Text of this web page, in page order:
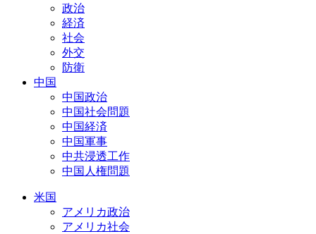
政治
経済
社会
外交
防衛
中国
中国政治
中国社会問題
中国経済
中国軍事
中共浸透工作
中国人権問題
米国
アメリカ政治
アメリカ社会